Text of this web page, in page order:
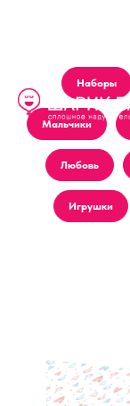
Наборы
Мальчики
Любовь
Игрушки